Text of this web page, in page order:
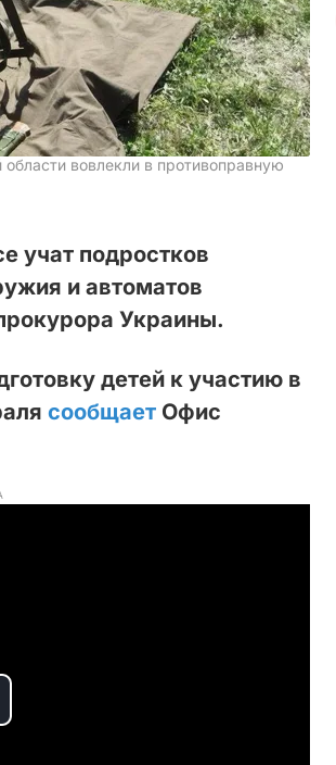
вовлекли в противоправную
учат подростков
и автоматов
Украины.
детей к участию в
сообщает Офис